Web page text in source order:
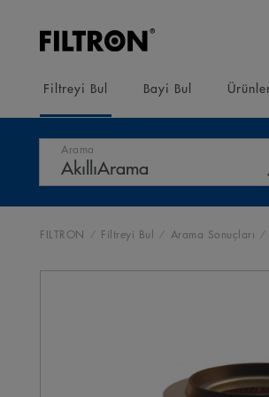
Filtreyi Bul Bayi Bul
Arama
FILTRON Filtreyi Bul Arama Sonuçları